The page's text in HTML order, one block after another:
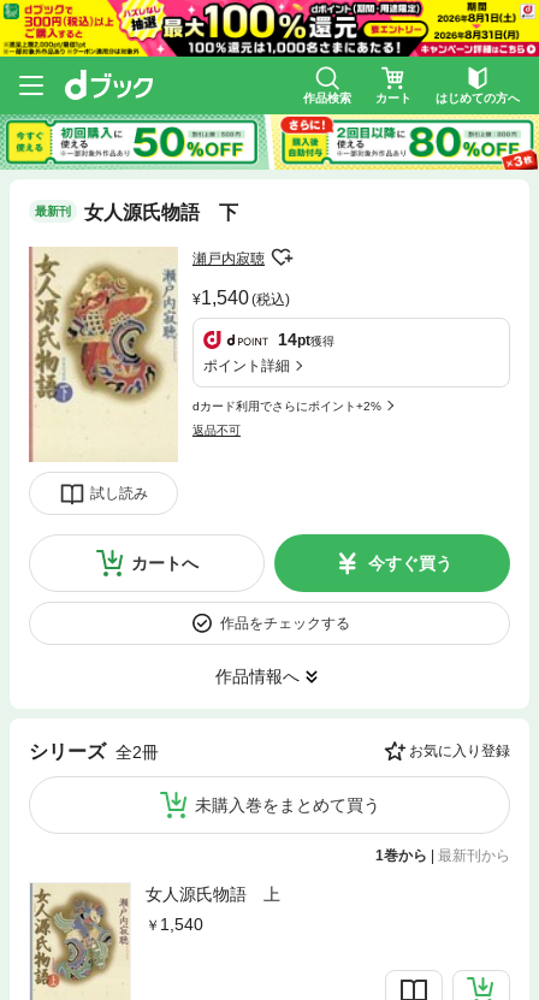
作品検索 カート はじめての方へ
最新刊 女人源氏物語 下
試し読み
瀬戸内寂聴
1,540(税込)
14pt獲得
ポイント詳細
dカード利用でさらにポイント+2%
返品不可
カートへ 今すぐ買う
作品をチェックする
作品情報へ
シリーズ 全2冊 お気に入り登録
未購入巻をまとめて買う
1巻から | 最新刊から
女人源氏物語 上
1,540